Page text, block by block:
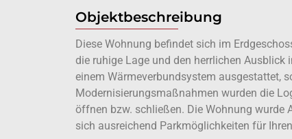
Objektbeschreibung
Diese Wohnung befindet sich im
die ruhige Lage und den herrlichen Ausblick
einem Wärmeverbundsystem ausgestattet,
Modernisierungsmaßnahmen wurden die
öffnen bzw. schließen. Die Wohnung wurde
sich ausreichend Parkmöglichkeiten für